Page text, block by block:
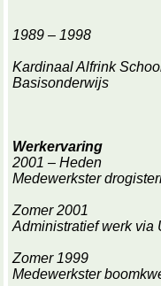
1989 – 1998
Kardinaal Alfrink
Basisonderwijs
Werkervaring
2001 – Heden
Medewerkster
Zomer 2001
Administratief werk via
Zomer 1999
Medewerkster